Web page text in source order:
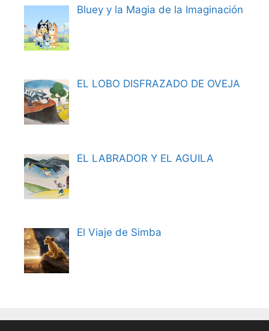
Bluey y la Magia de la Imaginación
EL LOBO DISFRAZADO DE OVEJA
EL LABRADOR Y EL AGUILA
El Viaje de Simba